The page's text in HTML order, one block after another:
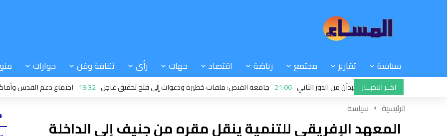
سياسة تقارير مجتمع رياضة اقتصاد جهات رأي ثقافة وفن حوارات
اخــر الاخبــار
الرجاء والجيش الملكي يبدآن من الدور الثاني 21:06 جامعة القنص: ملفات خطيرة ودعوات إلى فتح تحقيق عاجل 19:32 اجتماع دعم القدس وأماكنها
عملية تسجيل طلبات الحصول على الدعم الإضافي
الرئيسية سياسة
المعهد الإفريقي للتنمية ينقل مقره من جنيف إلى الداخلة